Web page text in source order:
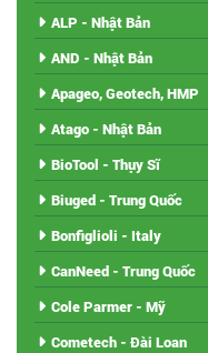
ALP - Nhật Bản
AND - Nhật Bản
Apageo, Geotech, HMP
Atago - Nhật Bản
BioTool - Thụy Sĩ
Biuged - Trung Quốc
Bonfiglioli - Italy
CanNeed - Trung Quốc
Cole Parmer - Mỹ
Cometech - Đài Loan